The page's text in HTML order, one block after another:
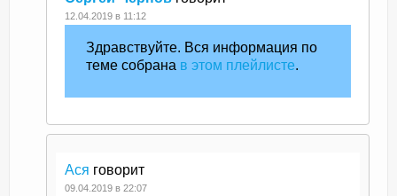
12.04.2019 в 11:12
Здравствуйте. Вся информация по
теме собрана в этом плейлисте.
Ася говорит
09.04.2019 в 22:07